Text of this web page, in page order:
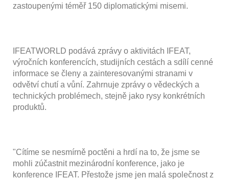
zastoupenými téměř 150 diplomatickými misemi.
IFEATWORLD podává zprávy o aktivitách IFEAT,
výročních konferencích, studijních cestách a sdílí cenné
informace se členy a zainteresovanými stranami v
odvětví chutí a vůní. Zahrnuje zprávy o vědeckých a
technických problémech, stejně jako rysy konkrétních
produktů.
"Cítíme se nesmírně poctěni a hrdí na to, že jsme se
mohli zúčastnit mezinárodní konference, jako je
konference IFEAT. Přestože jsme jen malá společnost z